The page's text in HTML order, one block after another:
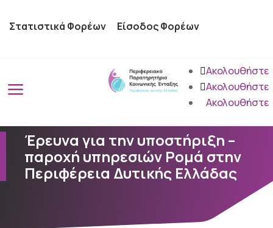
Στατιστικά Φορέων Είσοδος Φορέων
a
Ακολουθήστε
Ακολουθήστε
Ακολουθήστε
Έρευνα για την υποστήριξη –
παροχή υπηρεσιών Ρομά στην
Περιφέρεια Δυτικής Ελλάδας